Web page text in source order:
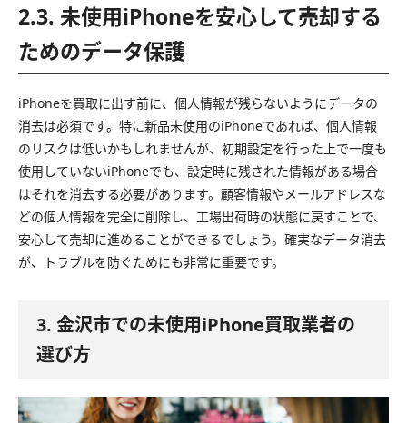
2.3. 未使用iPhoneを安心して売却する
ためのデータ保護
iPhoneを買取に出す前に、個人情報が残らないようにデータの
消去は必須です。特に新品未使用のiPhoneであれば、個人情報
のリスクは低いかもしれませんが、初期設定を行った上で一度も
使用していないiPhoneでも、設定時に残された情報がある場合
はそれを消去する必要があります。顧客情報やメールアドレスな
どの個人情報を完全に削除し、工場出荷時の状態に戻すことで、
安心して売却に進めることができるでしょう。確実なデータ消去
が、トラブルを防ぐためにも非常に重要です。
3. 金沢市での未使用iPhone買取業者の
選び方